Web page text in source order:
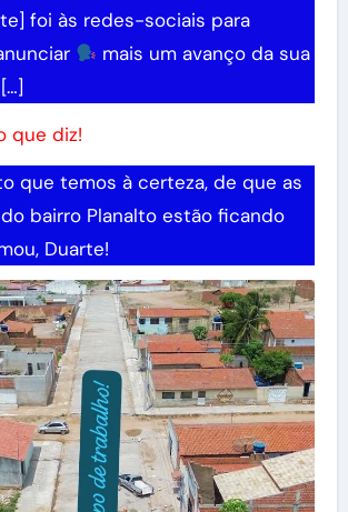
foi às redes-sociais para
mais um avanço da sua
que diz!
que temos à certeza, de que as
do bairro Planalto estão ficando
Duarte!